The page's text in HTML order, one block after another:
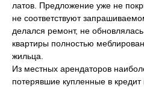
латов. Предложение уже не
не соответствуют
делался ремонт, не
квартиры полностью
жильца.
Из местных арендаторов
потерявшие купленные в